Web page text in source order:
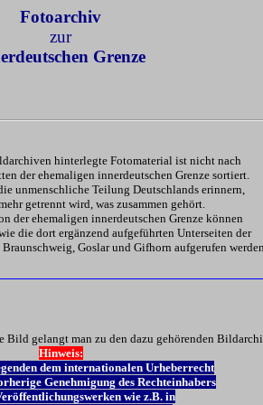
Fotoarchiv
zur
Grenze
hinterlegte Fotomaterial ist nicht nach
der ehemaligen innerdeutschen Grenze sortiert.
unmenschliche Teilung Deutschlands erinnern,
getrennt wird, was zusammen gehört.
der ehemaligen innerdeutschen Grenze können
die dort ergänzend aufgeführten Unterseiten der
Goslar und Gifhorn aufgerufen
gelangt man zu den dazu gehörenden
Hinweis:
dem internationalen Urheberrecht
Genehmigung des Rechteinhabers
wie z.B. in